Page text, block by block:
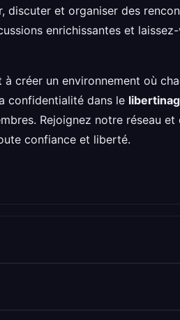
discuter et organiser des
enrichissantes et
créer un environnement où
confidentialité dans le
Rejoignez notre réseau et
confiance et liberté.